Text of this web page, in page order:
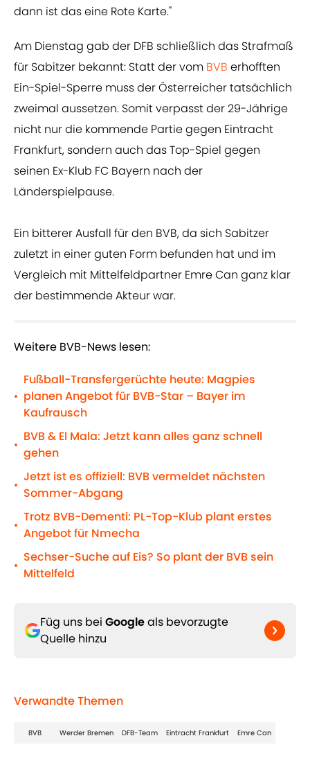
dann ist das eine Rote Karte."
Am Dienstag gab der DFB schließlich das Strafmaß
für Sabitzer bekannt: Statt der vom BVB erhofften
Ein-Spiel-Sperre muss der Österreicher tatsächlich
zweimal aussetzen. Somit verpasst der 29-Jährige
nicht nur die kommende Partie gegen Eintracht
Frankfurt, sondern auch das Top-Spiel gegen
seinen Ex-Klub FC Bayern nach der
Länderspielpause.
Ein bitterer Ausfall für den BVB, da sich Sabitzer
zuletzt in einer guten Form befunden hat und im
Vergleich mit Mittelfeldpartner Emre Can ganz klar
der bestimmende Akteur war.
Weitere BVB-News lesen:
•
Fußball-Transfergerüchte heute: Magpies
planen Angebot für BVB-Star – Bayer im
Kaufrausch
•
BVB & El Mala: Jetzt kann alles ganz schnell
gehen
•
Jetzt ist es offiziell: BVB vermeldet nächsten
Sommer-Abgang
•
Trotz BVB-Dementi: PL-Top-Klub plant erstes
Angebot für Nmecha
•
Sechser-Suche auf Eis? So plant der BVB sein
Mittelfeld
Füg uns bei Googleals bevorzugte
Quelle hinzu
Verwandte Themen
BVB Werder Bremen DFB-Team Eintracht Frankfurt Emre Can